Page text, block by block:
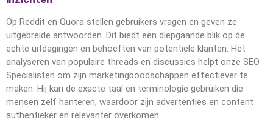
Op Reddit en Quora stellen gebruikers vragen en geven ze
uitgebreide antwoorden. Dit biedt een diepgaande blik op de
echte uitdagingen en behoeften van potentiële klanten. Het
analyseren van populaire threads en discussies helpt onze SEO
Specialisten om zijn marketingboodschappen effectiever te
maken. Hij kan de exacte taal en terminologie gebruiken die
mensen zelf hanteren, waardoor zijn advertenties en content
authentieker en relevanter overkomen.